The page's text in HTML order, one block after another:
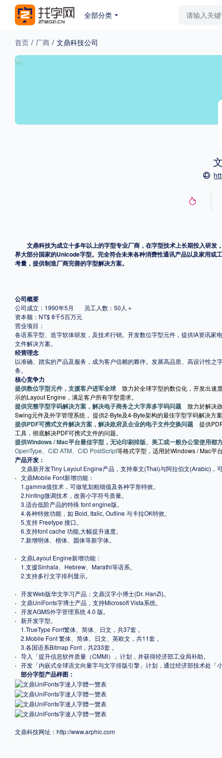
全部分类
外观
格式
.TTF .OTF
地区
中国大陆
POP字体下载 字库打包下载 海报素材下载
字体新闻 字体文章 字体程序 字体人物 字体网站
首页 / 厂商 / 文鼎科技公司
文鼎科技为成立十多年以上的字型专业厂商，在字型技术上长期投入研发
界大部分国家的Unicode字型。完全符合未来各种消费性通讯产品以及家用
考量，提供制造厂商完善的字型解决方案。
公司概要
公司成立：1990年5月 员工人数：50人＋
资本额：NT$ 8千5百万元
营业项目：
各语系字型、造字软体研发，及技术行销。开发数位字型元件，提供IA资讯
文件解决方案。
经营理念
以准确、踏实的产品及服务，成为客户信赖的夥伴。发展高品质、高设计性
务。
核心竞争力
提供数位字型元件，支援客户进军全球 致力於全球字型的数位化，开发出速
示的Layout Engine，满足客户所有字型需求。
提供完整字型字码解决方案，解决电子商务之大字库多字码问题 致力於解决
Swing元件及外字管理系统， 提供2-Byte及4-Byte架构的最佳字型字码解决方
提供PDF可携式文件解决方案，解决政府及企业的电子文件交换问题 提供
工具，彻底解决PDF可携式文件的问题。
提供Windows / Mac平台最佳字型，无论印刷排版、美工或一般办公室使用
OpenType、CID ATM、CID PostScript等格式字型，适用於Windows / Mac平
产品开发：
文鼎新开发Tiny Layout Engine产品，支持泰文(Thai)与阿拉伯文(Arabic)，
‧ 文鼎Mobile Font新增功能：
1.gamma值技术，可做笔划粗细值及各种字形特效。
2.hinting微调技术，改善小字符号质量。
3.适合低阶产品的特殊 font engine版。
4.各种特效功能，如 Bold, Italic, Outline 与卡拉OK特效。
5.支持 Freetype 接口。
6.支持font cache 功能,大幅提升速度。
7.新增明体、楷体、圆体等新字体。
‧ 文鼎Layout Engine新增功能：
1.支援Sinhala、Hebrew、Marathi等语系。
2.支持多行文字排列显示。
‧ 开发Web版华文学习产品：文鼎汉字小博士(Dr. HanZi)。
‧ 文鼎UniFonts字博士产品，支持Microsoft Vista系统。
‧ 开发AGMS外字管理系统 4.0 版。
‧ 新开发字型。
1.TrueType Font繁体、简体、日文，共37套 。
2.Mobile Font 繁体、简体、日文、英欧文，共11套 。
3.各国语系Bitmap Font，共233套 。
‧ 导入「提升信息软件质量（CMMI）」计划，并获得经济部工业局补助。
‧ 开发「内嵌式全球语文向量字与文字排版引擎」计划，通过经济部技术处「
部分字型产品样图：
文鼎科技网址： http://www.arphic.com